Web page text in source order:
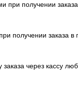
при получении
получении заказа
через кассу